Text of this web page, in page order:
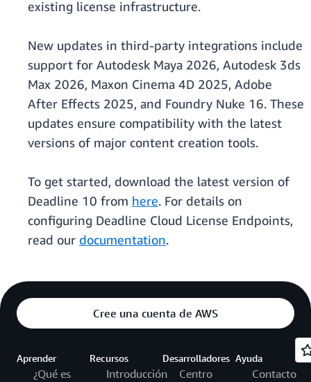
existing license infrastructure.
New updates in third-party integrations include
support for Autodesk Maya 2026, Autodesk 3ds
Max 2026, Maxon Cinema 4D 2025, Adobe
After Effects 2025, and Foundry Nuke 16. These
updates ensure compatibility with the latest
versions of major content creation tools.
To get started, download the latest version of
Deadline 10 from here. For details on
configuring Deadline Cloud License Endpoints,
read our documentation.
Cree una cuenta de AWS
Aprender
¿Qué es
Recursos
Introducción
Desarrolladores
Centro
Ayuda
Contacto